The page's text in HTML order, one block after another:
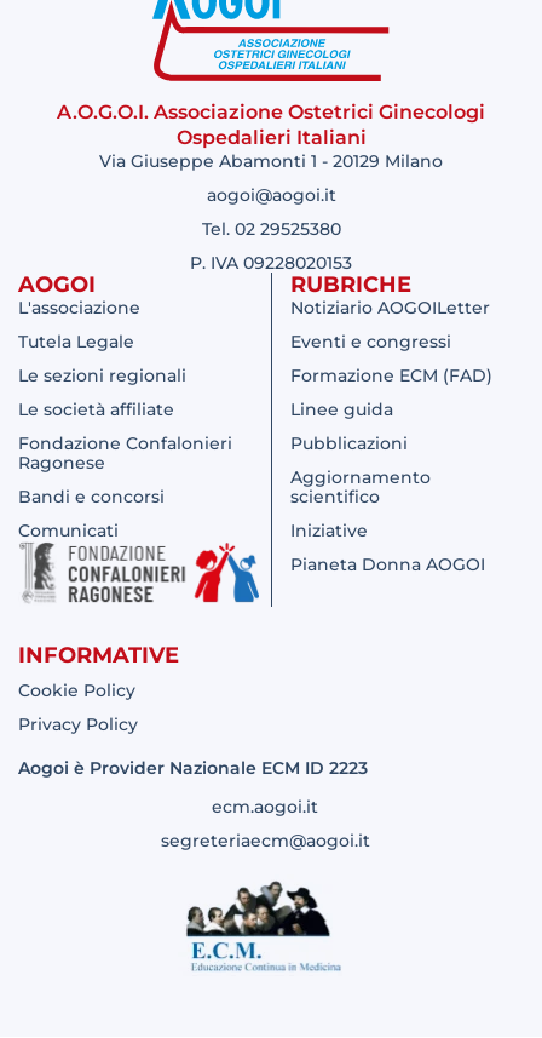
A.O.G.O.I. Associazione Ostetrici Ginecologi
Ospedalieri Italiani
Via Giuseppe Abamonti 1 - 20129 Milano
aogoi@aogoi.it
Tel. 02 29525380
P. IVA 09228020153
AOGOI
L'associazione
Tutela Legale
Le sezioni regionali
Le società affiliate
Fondazione Confalonieri
Ragonese
Bandi e concorsi
Comunicati
RUBRICHE
Notiziario AOGOILetter
Eventi e congressi
Formazione ECM (FAD)
Linee guida
Pubblicazioni
Aggiornamento
scientifico
Iniziative
Pianeta Donna AOGOI
INFORMATIVE
Cookie Policy
Privacy Policy
Aogoi è Provider Nazionale ECM ID 2223
ecm.aogoi.it
segreteriaecm@aogoi.it